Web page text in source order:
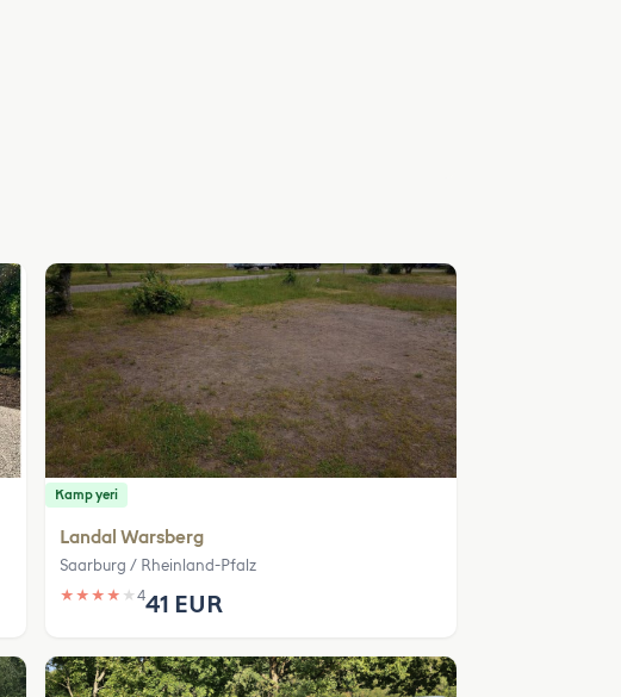
Kamp yeri
Landal Warsberg
Saarburg / Rheinland-Pfalz
★ ★ ★ ★ ★ 441 EUR